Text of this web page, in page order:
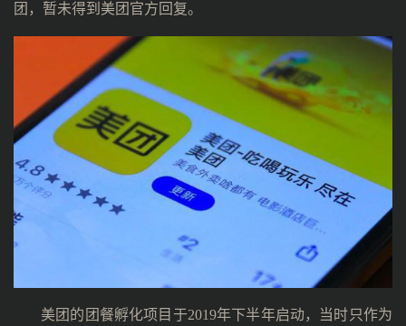
团，暂未得到美团官方回复。
美团的团餐孵化项目于2019年下半年启动，当时只作为